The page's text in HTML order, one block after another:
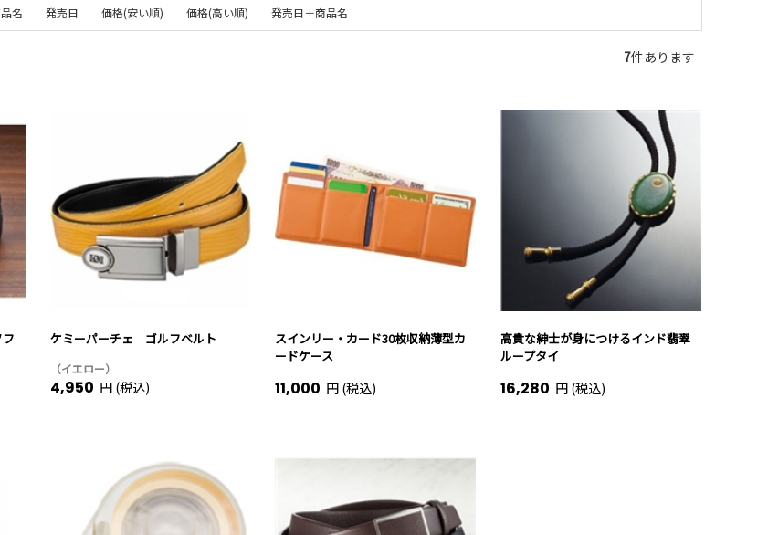
名 発売日 価格(安い順) 価格(高い順) 発売日＋商品名
7件あります
ケミーパーチェ ゴルフベルト
（イエロー）
4,950 円 (税込)
スインリー・カード30枚収納薄型カ
ードケース
11,000 円 (税込)
高貴な紳士が身につけるインド翡翠
ループタイ
16,280 円 (税込)